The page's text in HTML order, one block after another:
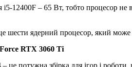
i5-12400F – 65 Вт, тобто процесор
шести ядерний процесор, який
RTX 3060 Ti
це потужна збірка для ігор і